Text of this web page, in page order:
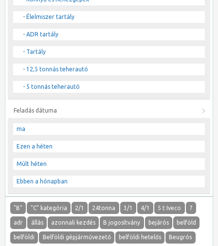
- Élelmiszer tartály
- ADR tartály
- Tartály
- 12,5 tonnás teherautó
- 5 tonnás teherautó
Feladás dátuma
ma
Ezen a héten
Múlt héten
Ebben a hónapban
"B" "C" kategória 2/1 24tonna 3/1 4/1 5 t Iveco 7
adr állás azonnali kezdés B jogosítvány bejárós belföld
belföldi Belföldi gépjárművezető belföldi hetelős Beugrós